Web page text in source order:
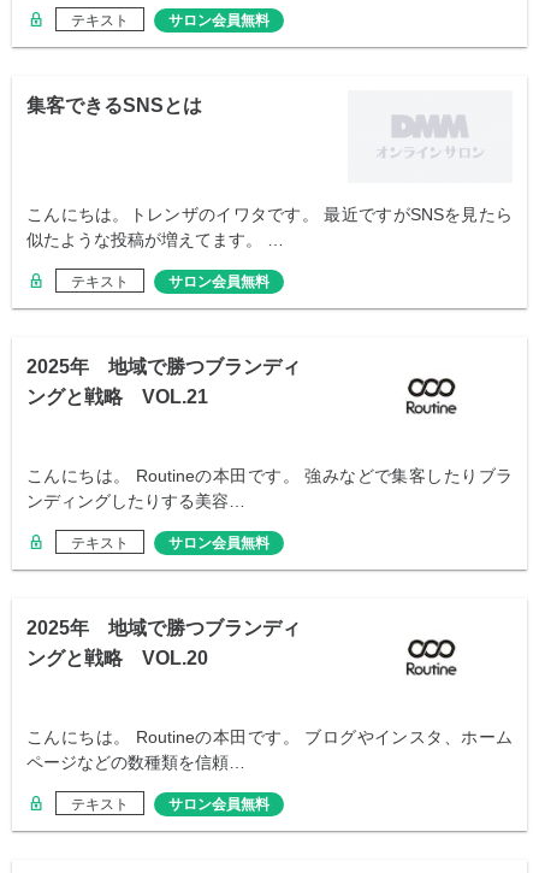
テキスト サロン会員無料
集客できるSNSとは
こんにちは。トレンザのイワタです。 最近ですがSNSを見たら
似たような投稿が増えてます。 …
テキスト サロン会員無料
2025年 地域で勝つブランディ
ングと戦略 VOL.21
こんにちは。 Routineの本田です。 強みなどで集客したりブラ
ンディングしたりする美容…
テキスト サロン会員無料
2025年 地域で勝つブランディ
ングと戦略 VOL.20
こんにちは。 Routineの本田です。 ブログやインスタ、ホーム
ページなどの数種類を信頼…
テキスト サロン会員無料